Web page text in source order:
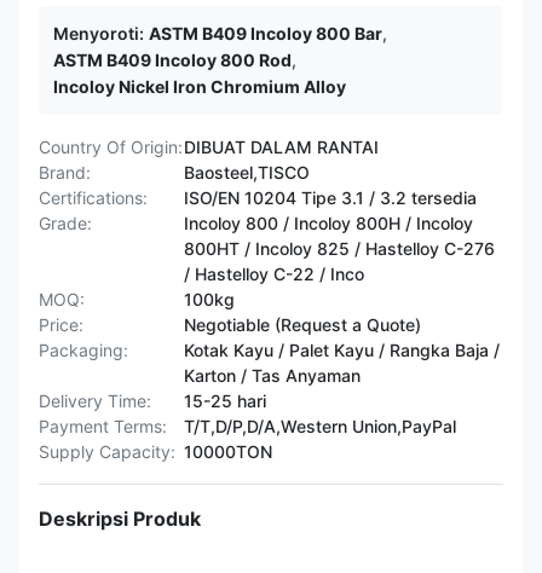
Menyoroti: ASTM B409 Incoloy 800 Bar,
ASTM B409 Incoloy 800 Rod,
Incoloy Nickel Iron Chromium Alloy
Country Of Origin:DIBUAT DALAM RANTAI
Brand:
Baosteel,TISCO
Certifications:
ISO/EN 10204 Tipe 3.1 / 3.2 tersedia
Grade:
Incoloy 800 / Incoloy 800H / Incoloy
800HT / ​​Incoloy 825 / Hastelloy C-276
/ Hastelloy C-22 / Inco
MOQ:
100kg
Price:
Negotiable (Request a Quote)
Packaging:
Kotak Kayu / Palet Kayu / Rangka Baja /
Karton / Tas Anyaman
Delivery Time:
15-25 hari
Payment Terms:
T/T,D/P,D/A,Western Union,PayPal
Supply Capacity: 10000TON
Deskripsi Produk